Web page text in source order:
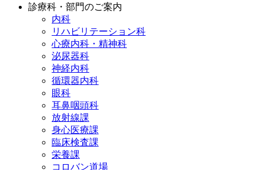
診療科・部門のご案内
内科
リハビリテーション科
心療内科・精神科
泌尿器科
神経内科
循環器内科
眼科
耳鼻咽頭科
放射線課
身心医療課
臨床検査課
栄養課
コロバン道場